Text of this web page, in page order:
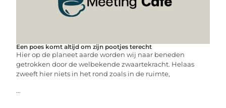
Een poes komt altijd om zijn pootjes terecht
Hier op de planeet aarde worden wij naar beneden
getrokken door de welbekende zwaartekracht. Helaas
zweeft hier niets in het rond zoals in de ruimte,
...